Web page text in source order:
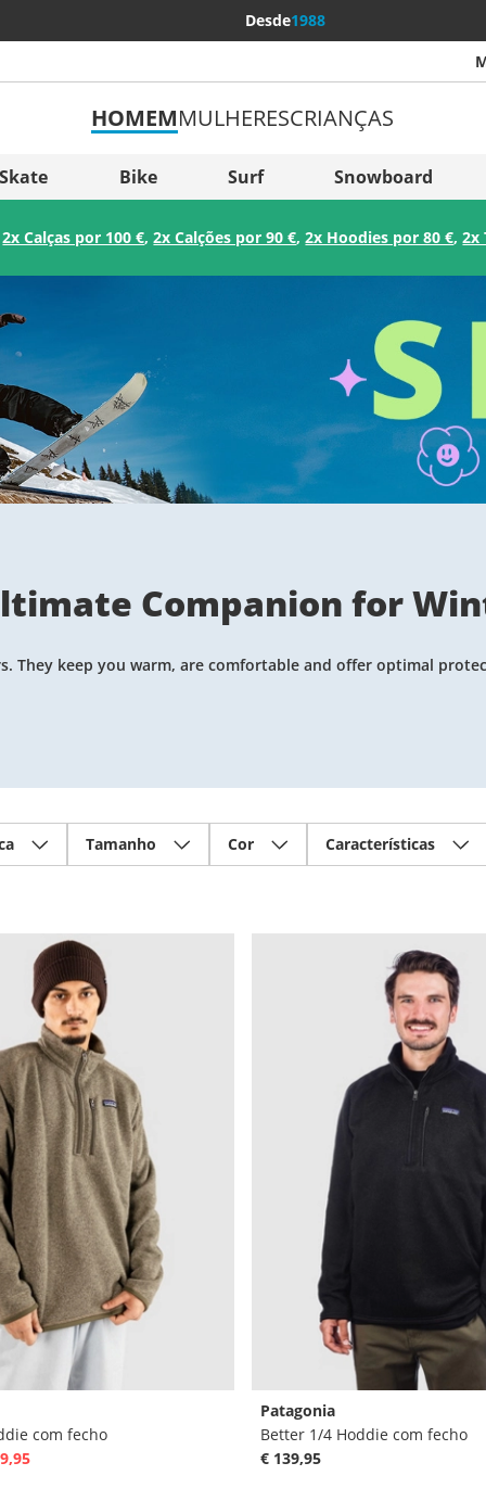
Desde1988
Slovenija
België (Nederlands)
Danmark
HOMEMMULHERESCRIANÇAS
Skate Bike Surf Snowboard
2x Calças por 100 €,2x Calções por 90 €,2x Hoodies por 80 €,2x
Companion for
They keep you warm, are comfortable and offer optimal
Tamanho Cor Características
com fecho
Patagonia
Better 1/4 Hoddie com fecho
€ 139,95